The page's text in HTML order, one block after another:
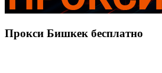
Прокси Бишкек бесплатно